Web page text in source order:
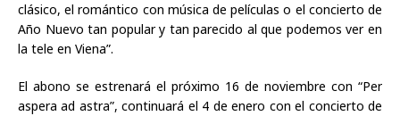
clásico, el romántico con música de películas o el concierto de
Año Nuevo tan popular y tan parecido al que podemos ver en
la tele en Viena”.
El abono se estrenará el próximo 16 de noviembre con “Per
aspera ad astra”, continuará el 4 de enero con el concierto de